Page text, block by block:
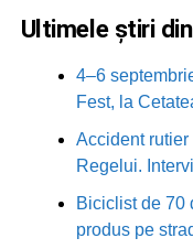
Ultimele știri
4–6
Fest, la
Accident rutier
Regelui.
Biciclist de 70
produs pe